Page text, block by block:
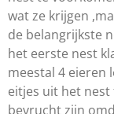
wat ze krijgen
de belangrijkste
het eerste nest
meestal 4 eieren
eitjes uit het nest
bevrucht zijn